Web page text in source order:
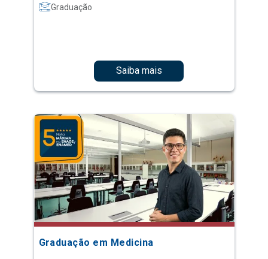
Graduação
Saiba mais
Graduação em Medicina